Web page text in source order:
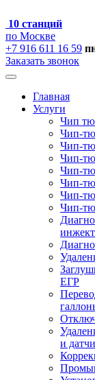
10 станций
по Москве
+7 916 611 16 59
Заказать звонок
Главная
Услуги
Чип
Чип-
Чип-
Чип-
Чип-
Чип-
Чип-
Чип-
ЕГР
и